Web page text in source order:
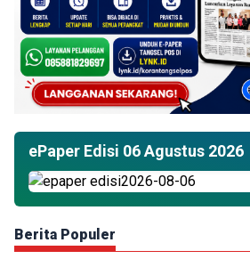
ePaper Edisi 06 Agustus 2026
Berita Populer